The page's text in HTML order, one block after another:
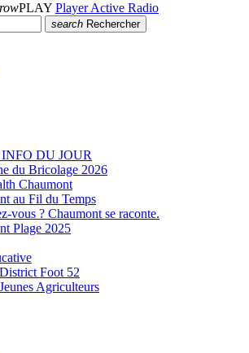
PLAY Player Active Radio
search Rechercher
DU JOUR
du Bricolage 2026
Chaumont
au Fil du Temps
vous ? Chaumont se raconte.
Plage 2025
Foot 52
Agriculteurs